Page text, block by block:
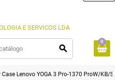
search
0
Case Lenovo YOGA 3 Pro-1370 ProW/KB/